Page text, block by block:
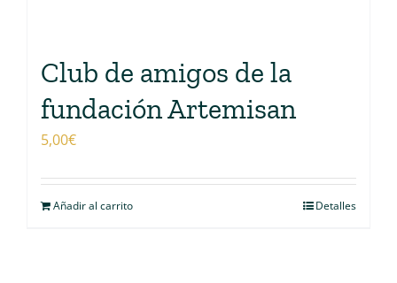
Club de amigos de la
fundación Artemisan
5,00€
Añadir al carrito Detalles